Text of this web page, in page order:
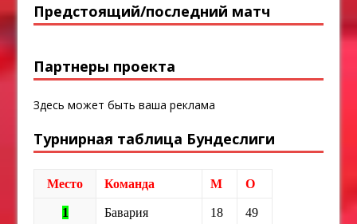
Предстоящий/последний матч
Партнеры проекта
Здесь может быть ваша реклама
Турнирная таблица Бундеслиги
Место Команда М О
1 Бавария 18 49